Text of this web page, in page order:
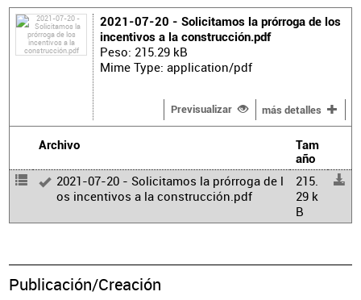
2021-07-20 - Solicitamos la prórroga de los
incentivos a la construcción.pdf
Peso: 215.29 kB
Mime Type: application/pdf
Previsualizar más detalles
Archivo
Tam
año
2021-07-20 - Solicitamos la prórroga de l
os incentivos a la construcción.pdf
215.
29 k
B
Publicación/Creación